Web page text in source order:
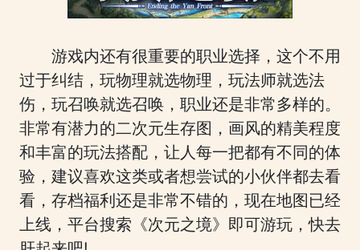
游戏内还有很重要的职业选择，这个不用
过于纠结，玩物理就选物理，玩法师就选法
伤，玩召唤就选召唤，职业还是非常多样的。
非常有潜力的二次元生存图，画风的精美程度
和丰富的玩法搭配，让人每一把都有不同的体
验，建议喜欢这类或者想尝试的小伙伴都去看
看，存档福利还是非常不错的，现在地图已经
上线，平台搜索《次元之境》即可游玩，快去